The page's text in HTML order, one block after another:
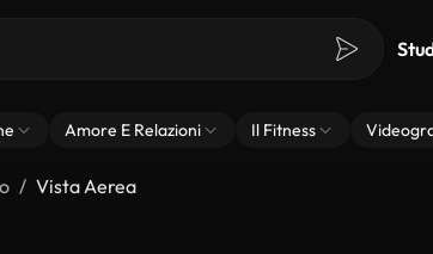
Amore E Relazioni Il Fitness
Vista Aerea